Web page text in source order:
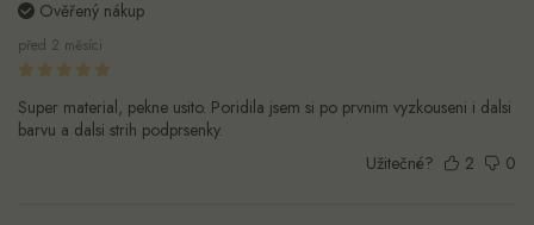
Ověřený nákup
před 2 měsíci
Super material, pekne usito. Poridila jsem si po prvnim vyzkouseni i dalsi
barvu a dalsi strih podprsenky.
Užitečné?
2 0